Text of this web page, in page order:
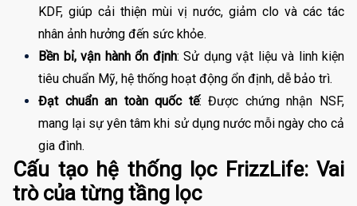
KDF, giúp cải thiện mùi vị nước, giảm clo và các tác
nhân ảnh hưởng đến sức khỏe.
Bền bỉ, vận hành ổn định: Sử dụng vật liệu và linh kiện
tiêu chuẩn Mỹ, hệ thống hoạt động ổn định, dễ bảo trì.
Đạt chuẩn an toàn quốc tế: Được chứng nhận NSF,
mang lại sự yên tâm khi sử dụng nước mỗi ngày cho cả
gia đình.
Cấu tạo hệ thống lọc FrizzLife: Vai
trò của từng tầng lọc